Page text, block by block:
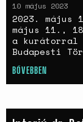
10 május 2023
2023. május
május 11.,
a kurátorral
Budapesti
BŐVEBBEN